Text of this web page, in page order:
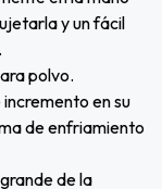
y un fácil
polvo.
en su
de enfriamiento
de la